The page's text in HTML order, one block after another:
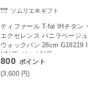
ソムリエ＠ギフト
ティファール T-fal IHチタン・
エクセレンス バニラベージュ
ウォックパン 28cm G18219 I
H対応 ガス火対応
800 ポイント
(3,600 円)